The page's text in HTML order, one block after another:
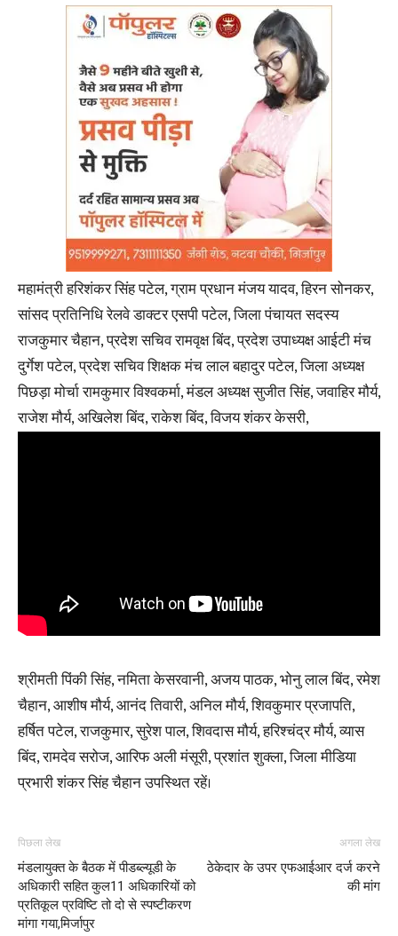
महामंत्री हरिशंकर सिंह पटेल, ग्राम प्रधान मंजय यादव, हिरन सोनकर,
सांसद प्रतिनिधि रेलवे डाक्टर एसपी पटेल, जिला पंचायत सदस्य
राजकुमार चैहान, प्रदेश सचिव रामवृक्ष बिंद, प्रदेश उपाध्यक्ष आईटी मंच
दुर्गेश पटेल, प्रदेश सचिव शिक्षक मंच लाल बहादुर पटेल, जिला अध्यक्ष
पिछड़ा मोर्चा रामकुमार विश्वकर्मा, मंडल अध्यक्ष सुजीत सिंह, जवाहिर मौर्य,
राजेश मौर्य, अखिलेश बिंद, राकेश बिंद, विजय शंकर केसरी,
श्रीमती पिंकी सिंह, नमिता केसरवानी, अजय पाठक, भोनु लाल बिंद, रमेश
चैहान, आशीष मौर्य, आनंद तिवारी, अनिल मौर्य, शिवकुमार प्रजापति,
हर्षित पटेल, राजकुमार, सुरेश पाल, शिवदास मौर्य, हरिश्चंद्र मौर्य, व्यास
बिंद, रामदेव सरोज, आरिफ अली मंसूरी, प्रशांत शुक्ला, जिला मीडिया
प्रभारी शंकर सिंह चैहान उपस्थित रहें।
पिछला लेख
मंडलायुक्त के बैठक में पीडब्ल्यूडी के
अधिकारी सहित कुल11 अधिकारियों को
प्रतिकूल प्रविष्टि तो दो से स्पष्टीकरण
मांगा गया,मिर्जापुर
अगला लेख
ठेकेदार के उपर एफआईआर दर्ज करने
की मांग